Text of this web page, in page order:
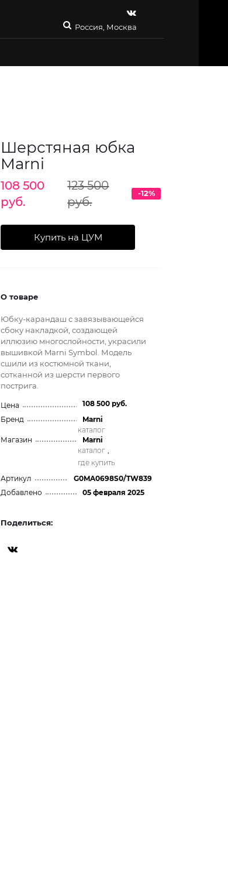
Россия, Москва
Шерстяная юбка
Marni
108 500
руб.
123 500
руб.
-12%
Купить на ЦУМ
О товаре
Юбку-карандаш с завязывающейся
сбоку накладкой, создающей
иллюзию многослойности, украсили
вышивкой Marni Symbol. Модель
сшили из костюмной ткани,
сотканной из шерсти первого
пострига.
Цена
108 500 руб.
Бренд
Marni
каталог
Магазин
Marni
каталог ,
где купить
Артикул
G0MA0698S0/TW839
Добавлено
05 февраля 2025
Поделиться: